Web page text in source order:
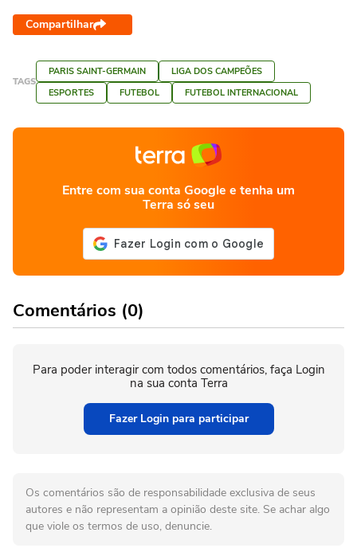
Compartilhar
TAGS
PARIS SAINT-GERMAIN
LIGA DOS CAMPEÕES
ESPORTES
FUTEBOL FUTEBOL INTERNACIONAL
Entre com sua conta Google e tenha um
Terra só seu
Comentários (0)
Para poder interagir com todos comentários, faça Login
na sua conta Terra
Fazer Login para participar
Os comentários são de responsabilidade exclusiva de seus
autores e não representam a opinião deste site. Se achar algo
que viole os termos de uso, denuncie.